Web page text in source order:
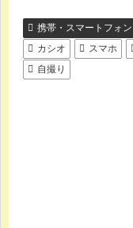
携帯・スマートフォ
カシオ
スマホ
自撮り